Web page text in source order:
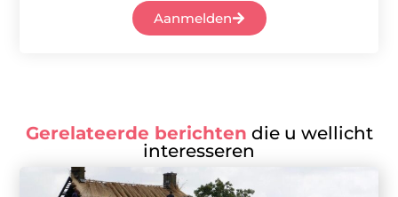
Aanmelden
Gerelateerde berichten die u wellicht
interesseren